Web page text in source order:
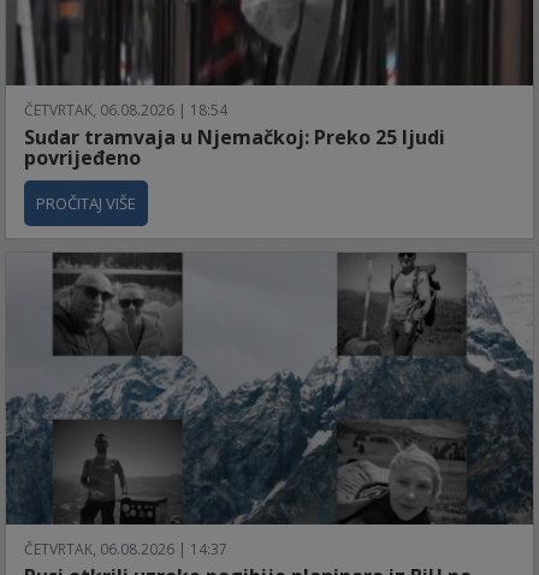
ČETVRTAK, 06.08.2026 | 18:54
Sudar tramvaja u Njemačkoj: Preko 25 ljudi
povrijeđeno
PROČITAJ VIŠE
ČETVRTAK, 06.08.2026 | 14:37